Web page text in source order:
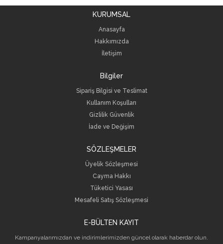
KURUMSAL
Anasayfa
Hakkımızda
İletişim
Bilgiler
Sipariş Bilgisi ve Teslimat
Kullanım Koşulları
Gizlilik Güvenlik
İade ve Değişim
SÖZLEŞMELER
Üyelik Sözleşmesi
Cayma Hakkı
Tüketici Yasası
Mesafeli Satış Sözleşmesi
E-BÜLTEN KAYIT
Kampanyalarımızdan ve indirimlerimizden güncel olarak haberdar olun.